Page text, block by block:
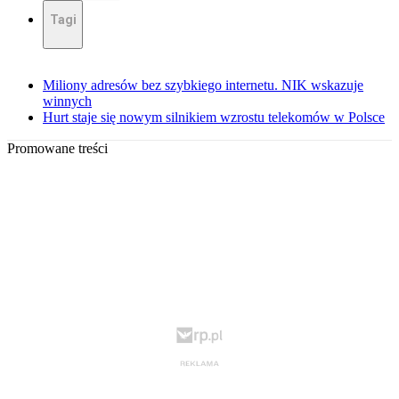
Tagi
Miliony adresów bez szybkiego internetu. NIK wskazuje
winnych
Hurt staje się nowym silnikiem wzrostu telekomów w Polsce
Promowane treści